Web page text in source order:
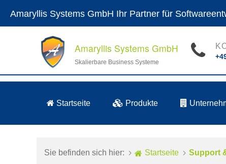
Amaryllis Systems GmbH Ihr Partner für
Amaryllis Systems GmbH
Skalierbare Business Systeme
Startseite Produkte
Sie befinden sich hier: Startseite Support